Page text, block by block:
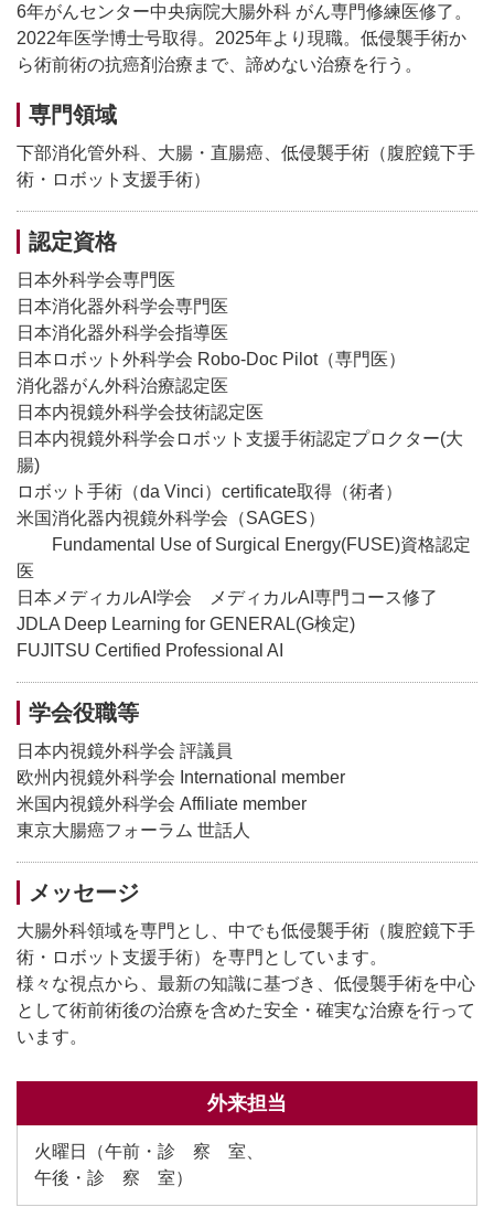
6年がんセンター中央病院大腸外科 がん専門修練医修了。
2022年医学博士号取得。2025年より現職。低侵襲手術か
ら術前術の抗癌剤治療まで、諦めない治療を行う。
専門領域
下部消化管外科、大腸・直腸癌、低侵襲手術（腹腔鏡下手
術・ロボット支援手術）
認定資格
日本外科学会専門医
日本消化器外科学会専門医
日本消化器外科学会指導医
日本ロボット外科学会 Robo-Doc Pilot（専門医）
消化器がん外科治療認定医
日本内視鏡外科学会技術認定医
日本内視鏡外科学会ロボット支援手術認定プロクター(大
腸)
ロボット手術（da Vinci）certificate取得（術者）
米国消化器内視鏡外科学会（SAGES）
Fundamental Use of Surgical Energy(FUSE)資格認定
医
日本メディカルAI学会 メディカルAI専門コース修了
JDLA Deep Learning for GENERAL(G検定)
FUJITSU Certified Professional AI
学会役職等
日本内視鏡外科学会 評議員
欧州内視鏡外科学会 International member
米国内視鏡外科学会 Affiliate member
東京大腸癌フォーラム 世話人
メッセージ
大腸外科領域を専門とし、中でも低侵襲手術（腹腔鏡下手
術・ロボット支援手術）を専門としています。
様々な視点から、最新の知識に基づき、低侵襲手術を中心
として術前術後の治療を含めた安全・確実な治療を行って
います。
外来担当
火曜日（午前・診 察 室、
午後・診 察 室）